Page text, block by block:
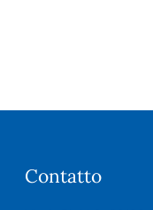
Contatto